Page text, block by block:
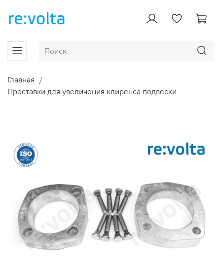
Главная
Проставки для увеличения клиренса подвески